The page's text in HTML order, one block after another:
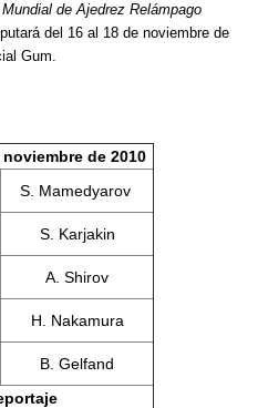
de Ajedrez Relámpago
del 16 al 18 de noviembre de
Gum.
de 2010
S. Mamedyarov
S. Karjakin
A. Shirov
H. Nakamura
B. Gelfand